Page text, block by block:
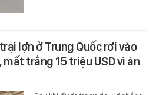
lợn ở Trung Quốc rơi vào
trắng 15 triệu USD vì án